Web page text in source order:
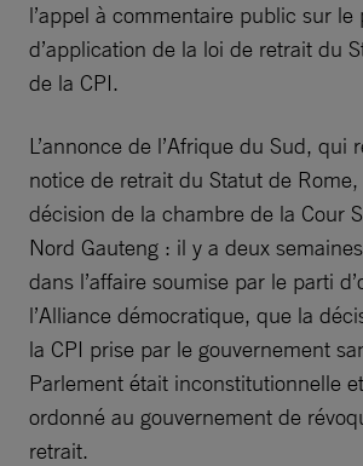
l’appel à commentaire public sur le
d’application de la loi de retrait du
de la CPI.
L’annonce de l’Afrique du Sud, qui
notice de retrait du Statut de
décision de la chambre de la Cour
Nord Gauteng : il y a deux
dans l’affaire soumise par le parti
l’Alliance démocratique, que la
la CPI prise par le gouvernement
Parlement était inconstitutionnelle
ordonné au gouvernement de
retrait.